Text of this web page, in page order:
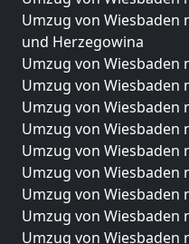
Umzug von Wiesbaden
und Herzegowina
Umzug von Wiesbaden
Umzug von Wiesbaden
Umzug von Wiesbaden
Umzug von Wiesbaden
Umzug von Wiesbaden
Umzug von Wiesbaden
Umzug von Wiesbaden
Umzug von Wiesbaden
Umzug von Wiesbaden